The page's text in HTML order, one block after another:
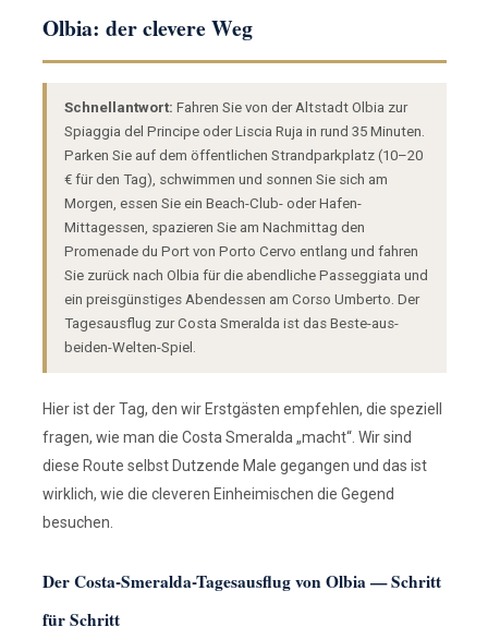
Olbia: der clevere Weg
Schnellantwort: Fahren Sie von der Altstadt Olbia zur
Spiaggia del Principe oder Liscia Ruja in rund 35 Minuten.
Parken Sie auf dem öffentlichen Strandparkplatz (10–20
€ für den Tag), schwimmen und sonnen Sie sich am
Morgen, essen Sie ein Beach-Club- oder Hafen-
Mittagessen, spazieren Sie am Nachmittag den
Promenade du Port von Porto Cervo entlang und fahren
Sie zurück nach Olbia für die abendliche Passeggiata und
ein preisgünstiges Abendessen am Corso Umberto. Der
Tagesausflug zur Costa Smeralda ist das Beste-aus-
beiden-Welten-Spiel.
Hier ist der Tag, den wir Erstgästen empfehlen, die speziell
fragen, wie man die Costa Smeralda „macht“. Wir sind
diese Route selbst Dutzende Male gegangen und das ist
wirklich, wie die cleveren Einheimischen die Gegend
besuchen.
Der Costa-Smeralda-Tagesausflug von Olbia — Schritt
für Schritt